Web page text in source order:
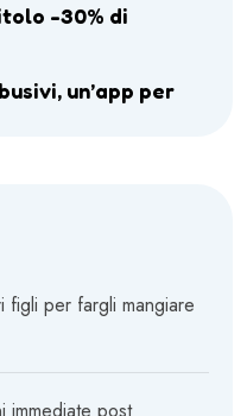
-30% di
un’app per
per fargli mangiare